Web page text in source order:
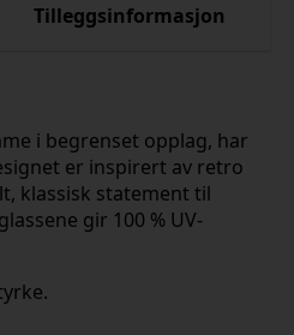
Tilleggsinformasjon
i begrenset opplag, har
er inspirert av retro
klassisk statement til
gir 100 % UV-